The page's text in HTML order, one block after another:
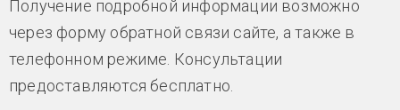
Получение подробной информации возможно
через форму обратной связи сайте, а также в
телефонном режиме. Консультации
предоставляются бесплатно.